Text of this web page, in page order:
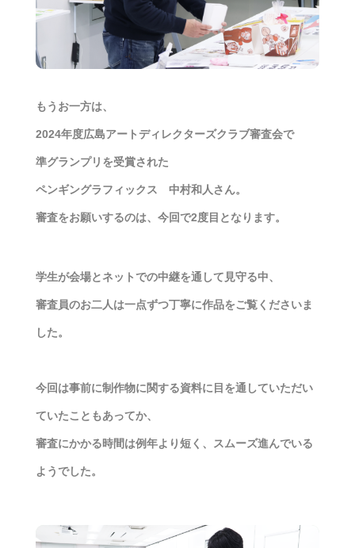
もうお一方は、
2024年度広島アートディレクターズクラブ審査会で
準グランプリを受賞された
ペンギングラフィックス 中村和人さん。
審査をお願いするのは、今回で2度目となります。
学生が会場とネットでの中継を通して見守る中、
審査員のお二人は一点ずつ丁寧に作品をご覧くださいま
した。
今回は事前に制作物に関する資料に目を通していただい
ていたこともあってか、
審査にかかる時間は例年より短く、スムーズ進んでいる
ようでした。